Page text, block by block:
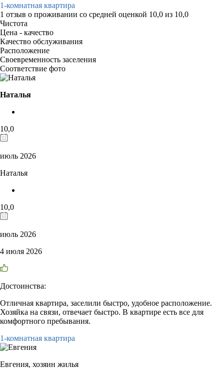
1-комнатная квартира
1 отзыв о проживании со средней оценкой 10,0 из 10,0
Чистота
Цена - качество
Качество обслуживания
Расположение
Своевременность заселения
Соответствие фото
Наталья
10,0
июль 2026
Наталья
10,0
июль 2026
4 июля 2026
Достоинства:
Отличная квартира, заселили быстро, удобное расположение.
Хозяйка на связи, отвечает быстро. В квартире есть все для
комфортного пребывания.
1-комнатная квартира
Евгения, хозяин жилья